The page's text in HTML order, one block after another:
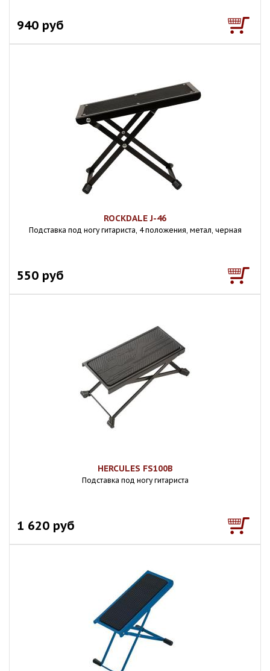
940 руб
ROCKDALE J-46
Подставка под ногу гитариста, 4 положения, метал, черная
550 руб
HERCULES FS100B
Подставка под ногу гитариста
1 620 руб